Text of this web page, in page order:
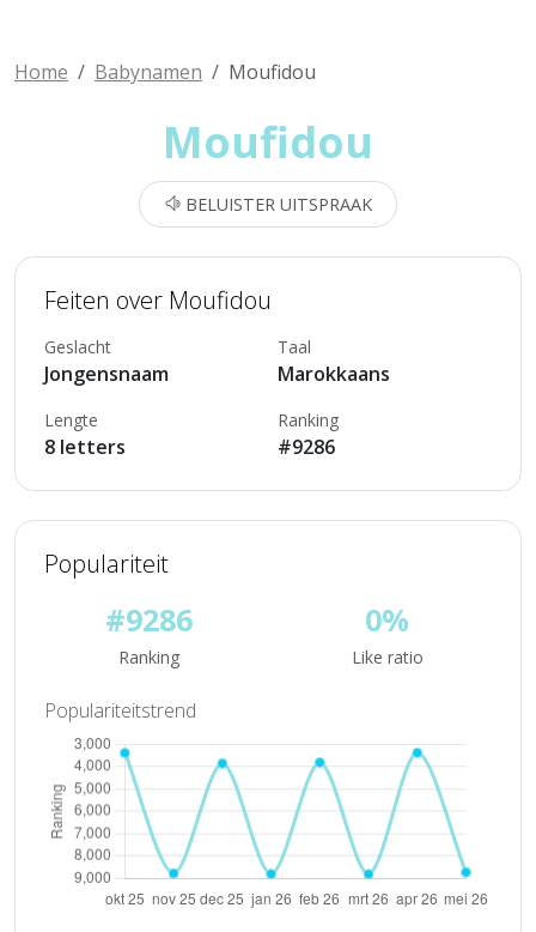
Home Babynamen Moufidou
Moufidou
BELUISTER UITSPRAAK
Feiten over Moufidou
Geslacht
Jongensnaam
Taal
Marokkaans
Lengte
8 letters
Ranking
#9286
Populariteit
#9286
Ranking
0%
Like ratio
Populariteitstrend